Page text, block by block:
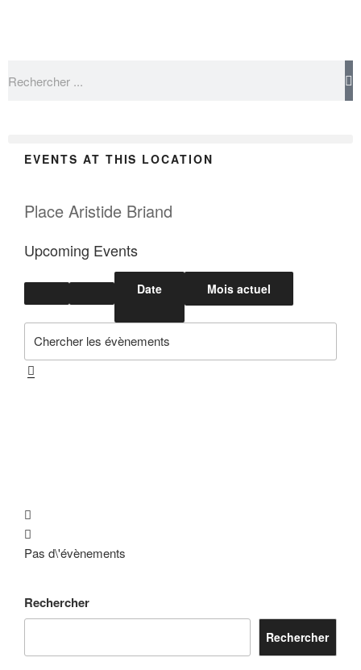
EVENTS AT THIS LOCATION
Place Aristide Briand
Upcoming Events
Date Mois actuel
Pas d\'évènements
Rechercher
Rechercher